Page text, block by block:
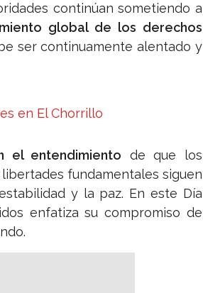
continúan sometiendo a
global de los derechos
ser continuamente alentado y
en El Chorrillo
el entendimiento de que los
fundamentales siguen
y la paz. En este Día
enfatiza su compromiso de